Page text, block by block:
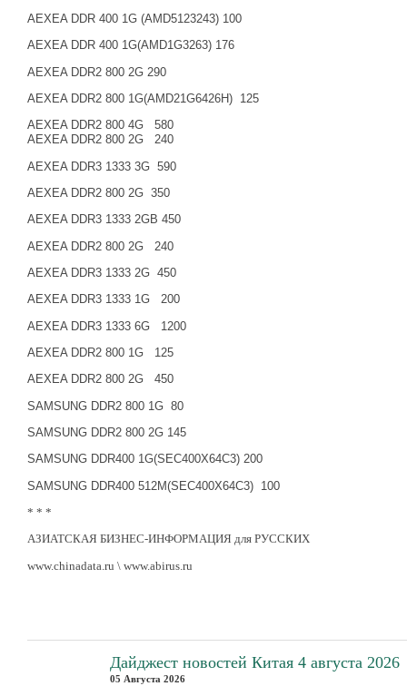
AEXEA DDR 400 1G (AMD5123243) 100
AEXEA DDR 400 1G(AMD1G3263) 176
AEXEA DDR2 800 2G 290
AEXEA DDR2 800 1G(AMD21G6426H) 125
AEXEA DDR2 800 4G
580
AEXEA DDR2 800 2G
240
AEXEA DDR3 1333 3G 590
AEXEA DDR2 800 2G 350
AEXEA DDR3 1333 2GB 450
AEXEA DDR2 800 2G
240
AEXEA DDR3 1333 2G 450
AEXEA DDR3 1333 1G
200
AEXEA DDR3 1333 6G
1200
AEXEA DDR2 800 1G
125
AEXEA DDR2 800 2G
450
SAMSUNG DDR2 800 1G 80
SAMSUNG DDR2 800 2G 145
SAMSUNG DDR400 1G(SEC400X64C3) 200
SAMSUNG DDR400 512M(SEC400X64C3) 100
* * *
АЗИАТСКАЯ БИЗНЕС-ИНФОРМАЦИЯ для РУССКИХ
www.chinadata.ru \ www.abirus.ru
Дайджест новостей Китая 4 августа 2026
05 Августа 2026